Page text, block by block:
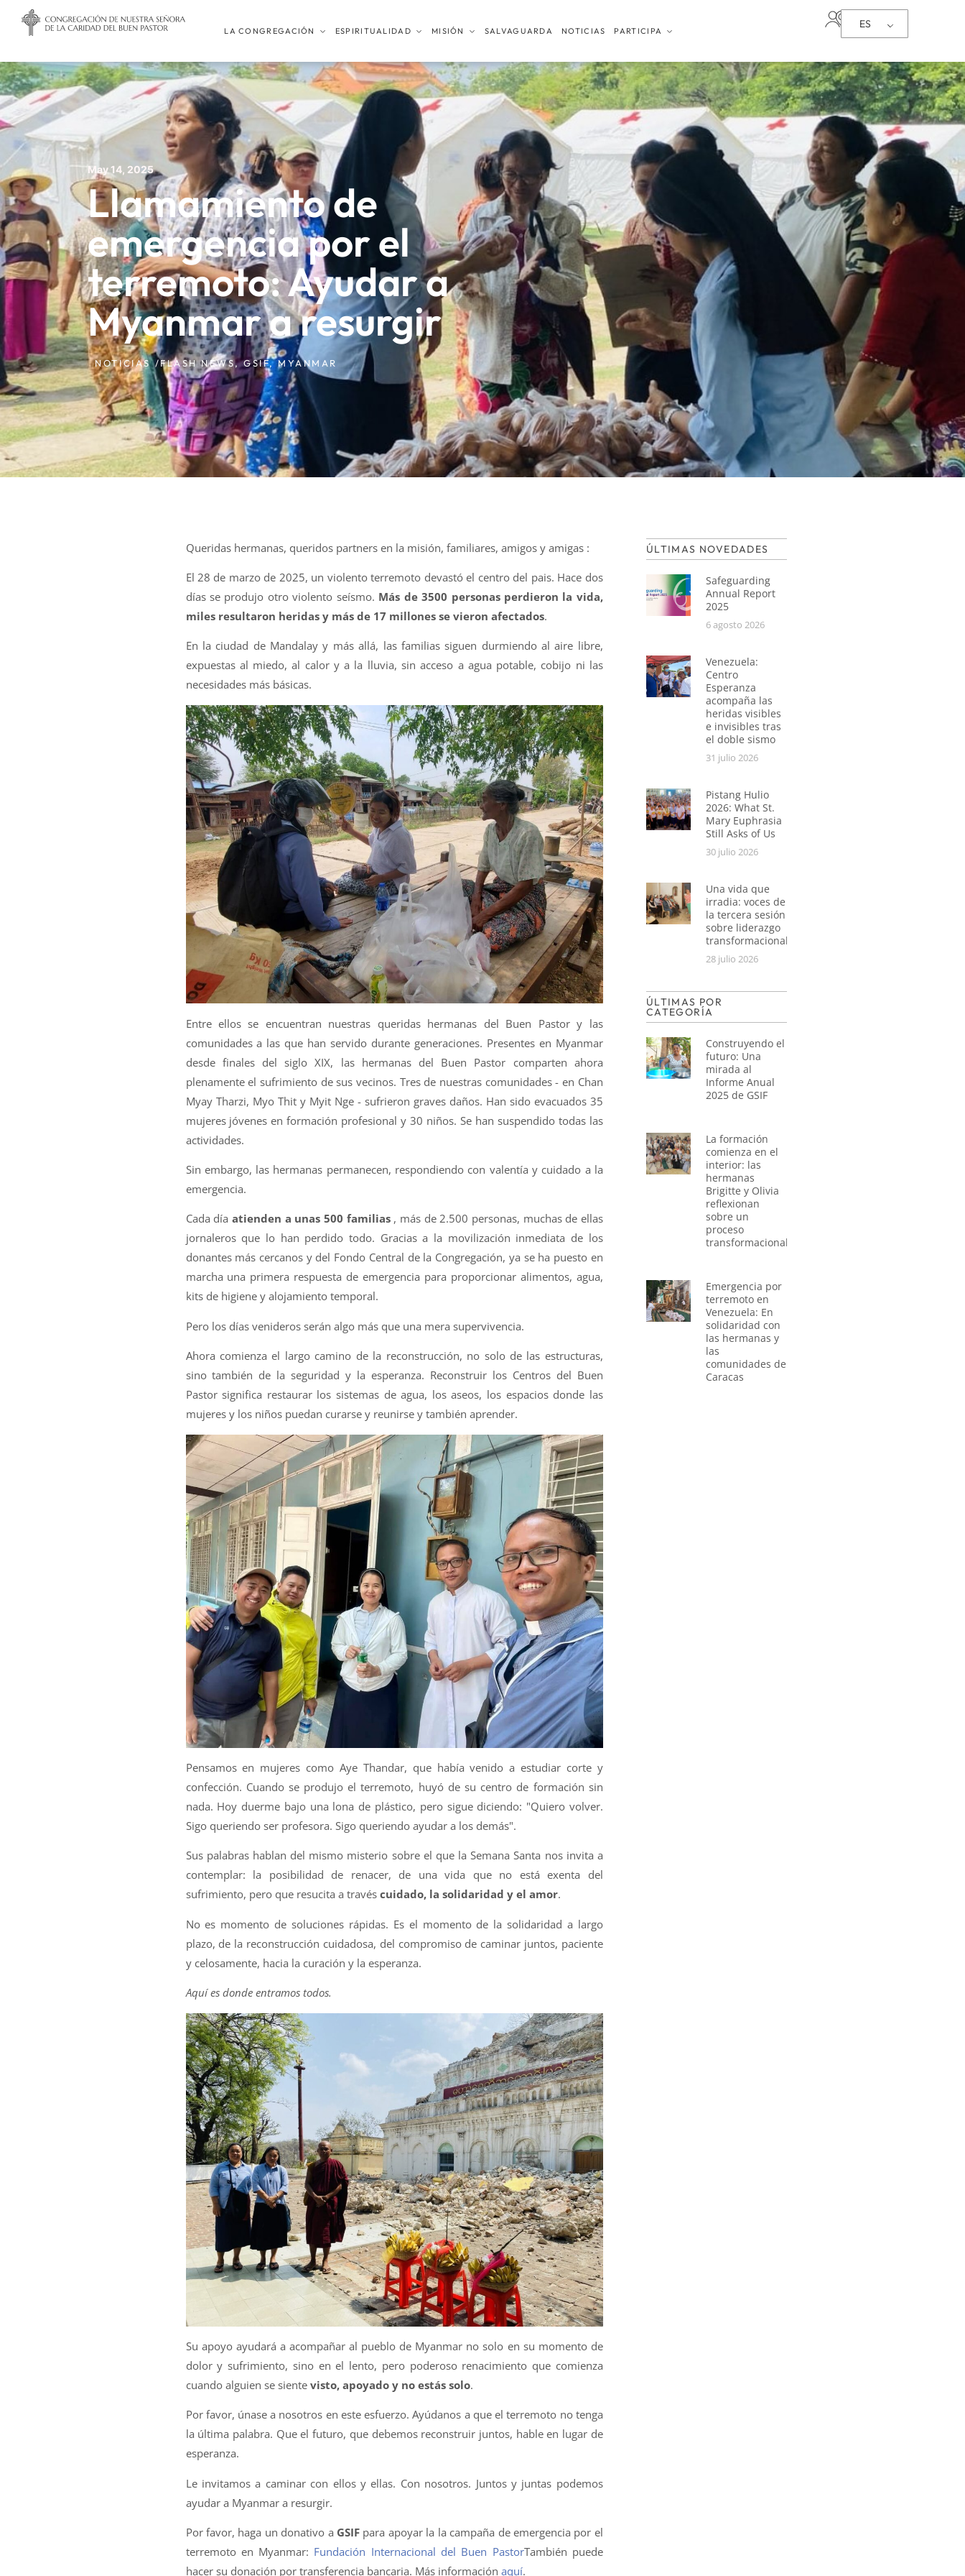
LA CONGREGACIÓN ESPIRITUALIDAD MISIÓN SALVAGUARDA NOTICIAS PARTICIPA
ES
May 14, 2025
Llamamiento de
emergencia por el
terremoto: Ayudar a
Myanmar a resurgir
NOTICIAS /FLASH NEWS,GSIF,MYANMAR
Queridas hermanas, queridos partners en la misión, familiares, amigos y amigas :
El 28 de marzo de 2025, un violento terremoto devastó el centro del pais. Hace dos
días se produjo otro violento seísmo. Más de 3500 personas perdieron la vida,
miles resultaron heridas y más de 17 millones se vieron afectados.
En la ciudad de Mandalay y más allá, las familias siguen durmiendo al aire libre,
expuestas al miedo, al calor y a la lluvia, sin acceso a agua potable, cobijo ni las
necesidades más básicas.
Entre ellos se encuentran nuestras queridas hermanas del Buen Pastor y las
comunidades a las que han servido durante generaciones. Presentes en Myanmar
desde finales del siglo XIX, las hermanas del Buen Pastor comparten ahora
plenamente el sufrimiento de sus vecinos. Tres de nuestras comunidades - en Chan
Myay Tharzi, Myo Thit y Myit Nge - sufrieron graves daños. Han sido evacuados 35
mujeres jóvenes en formación profesional y 30 niños. Se han suspendido todas las
actividades.
Sin embargo, las hermanas permanecen, respondiendo con valentía y cuidado a la
emergencia.
Cada día atienden a unas 500 familias, más de 2.500 personas, muchas de ellas
jornaleros que lo han perdido todo. Gracias a la movilización inmediata de los
donantes más cercanos y del Fondo Central de la Congregación, ya se ha puesto en
marcha una primera respuesta de emergencia para proporcionar alimentos, agua,
kits de higiene y alojamiento temporal.
Pero los días venideros serán algo más que una mera supervivencia.
Ahora comienza el largo camino de la reconstrucción, no solo de las estructuras,
sino también de la seguridad y la esperanza. Reconstruir los Centros del Buen
Pastor significa restaurar los sistemas de agua, los aseos, los espacios donde las
mujeres y los niños puedan curarse y reunirse y también aprender.
Pensamos en mujeres como Aye Thandar, que había venido a estudiar corte y
confección. Cuando se produjo el terremoto, huyó de su centro de formación sin
nada. Hoy duerme bajo una lona de plástico, pero sigue diciendo: "Quiero volver.
Sigo queriendo ser profesora. Sigo queriendo ayudar a los demás".
Sus palabras hablan del mismo misterio sobre el que la Semana Santa nos invita a
contemplar: la posibilidad de renacer, de una vida que no está exenta del
sufrimiento, pero que resucita a través cuidado, la solidaridad y el amor.
No es momento de soluciones rápidas. Es el momento de la solidaridad a largo
plazo, de la reconstrucción cuidadosa, del compromiso de caminar juntos, paciente
y celosamente, hacia la curación y la esperanza.
Aquí es donde entramos todos.
Su apoyo ayudará a acompañar al pueblo de Myanmar no solo en su momento de
dolor y sufrimiento, sino en el lento, pero poderoso renacimiento que comienza
cuando alguien se siente visto, apoyado y no estás solo.
Por favor, únase a nosotros en este esfuerzo. Ayúdanos a que el terremoto no tenga
la última palabra. Que el futuro, que debemos reconstruir juntos, hable en lugar de
esperanza.
Le invitamos a caminar con ellos y ellas. Con nosotros. Juntos y juntas podemos
ayudar a Myanmar a resurgir.
Por favor, haga un donativo a GSIF para apoyar la la campaña de emergencia por el
terremoto en Myanmar: Fundación Internacional del Buen PastorTambién puede
hacer su donación por transferencia bancaria. Más información aquí.
ÚLTIMAS NOVEDADES
Safeguarding
Annual Report
2025
6 agosto 2026
Venezuela:
Centro
Esperanza
acompaña las
heridas visibles
e invisibles tras
el doble sismo
31 julio 2026
Pistang Hulio
2026: What St.
Mary Euphrasia
Still Asks of Us
30 julio 2026
Una vida que
irradia: voces de
la tercera sesión
sobre liderazgo
transformacional
28 julio 2026
ÚLTIMAS POR
CATEGORÍA
Construyendo el
futuro: Una
mirada al
Informe Anual
2025 de GSIF
La formación
comienza en el
interior: las
hermanas
Brigitte y Olivia
reflexionan
sobre un
proceso
transformacional
Emergencia por
terremoto en
Venezuela: En
solidaridad con
las hermanas y
las
comunidades de
Caracas